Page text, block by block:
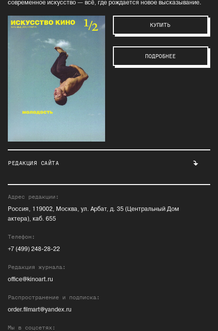
современное искусство — всё, где рождается новое высказывание.
КУПИТЬ
ПОДРОБНЕЕ
РЕДАКЦИЯ САЙТА
Адрес редакции:
Россия, 119002, Москва, ул. Арбат, д. 35 (Центральный Дом
актера), каб. 655
Телефон:
+7 (499) 248-28-22
Редакция журнала:
office@kinoart.ru
Распространение и подписка:
order.filmart@yandex.ru
Мы в соцсетях: